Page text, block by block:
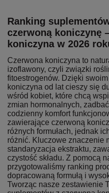
Ranking
czerwoną koniczynę
koniczyna w 2026
Czerwona koniczyna to
izoflawony, czyli związki
fitoestrogenów. Dzięki
koniczyna od lat cieszy się
wśród kobiet, które chcą
zmian hormonalnych,
codzienny komfort
zawierające czerwoną
różnych formułach, jednak
różnić. Kluczowe znaczenie
standaryzacja ekstraktu,
czystość składu. Z pomocą
przygotowaliśmy ranking
dopracowaną formułą i
Tworząc nasze zestawienie